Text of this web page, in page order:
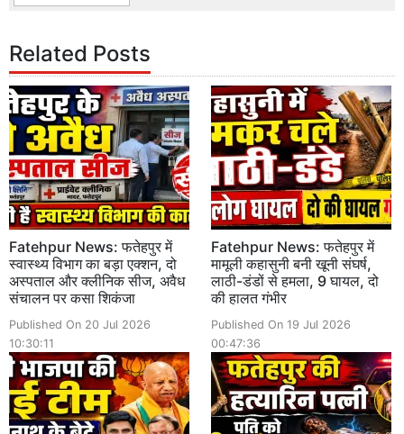
Related Posts
Fatehpur News: फतेहपुर में
स्वास्थ्य विभाग का बड़ा एक्शन, दो
अस्पताल और क्लीनिक सीज, अवैध
संचालन पर कसा शिकंजा
Published On 20 Jul 2026
10:30:11
Fatehpur News: फतेहपुर में
मामूली कहासुनी बनी खूनी संघर्ष,
लाठी-डंडों से हमला, 9 घायल, दो
की हालत गंभीर
Published On 19 Jul 2026
00:47:36